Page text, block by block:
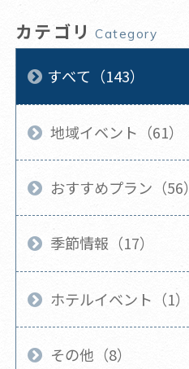
カテゴリ Category
すべて（143）
地域イベント（61）
おすすめプラン（56）
季節情報（17）
ホテルイベント（1）
その他（8）